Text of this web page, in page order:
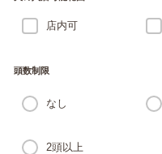
店内可
頭数制限
なし
2頭以上